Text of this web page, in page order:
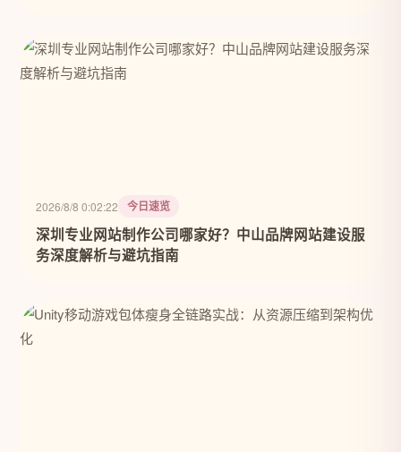
2026/8/8 0:02:22 今日速览
深圳专业网站制作公司哪家好？中山品牌网站建设服
务深度解析与避坑指南